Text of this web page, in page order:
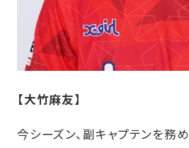
【大竹麻友】
今シーズン、副キャプテンを務